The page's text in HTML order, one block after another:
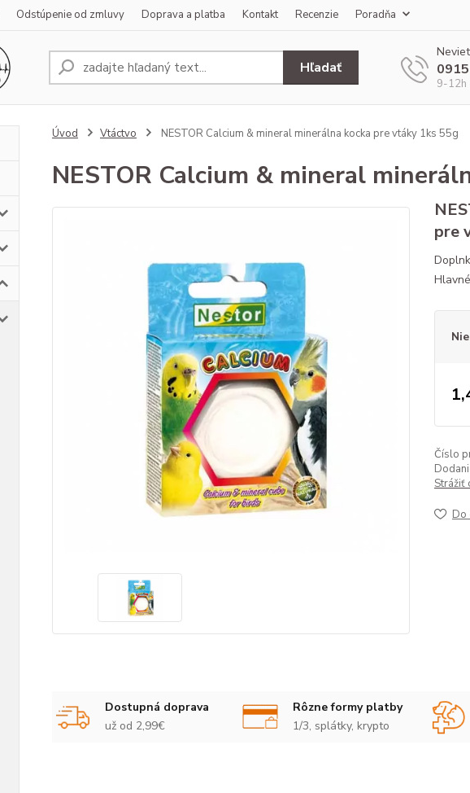
Odstúpenie od zmluvy Doprava a platba Kontakt Recenzie Poradňa
Hľadať
9-12h
Úvod Vtáctvo NESTOR Calcium & mineral minerálna kocka pre vtáky 1ks 55g
NESTOR Calcium & mineral
pre
Číslo
Strážiť
Do
Dostupná doprava
už od 2,99€
Rôzne formy platby
1/3, splátky, krypto